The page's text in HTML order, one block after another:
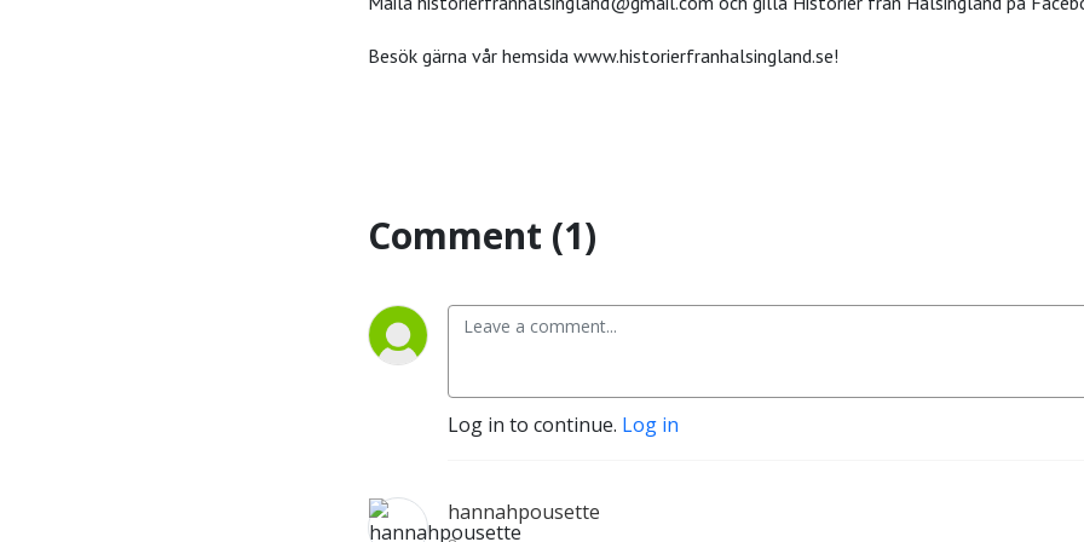
Besök gärna vår hemsida www.historierfranhalsingland.se!
Comment (1)
Log in to continue. Log in
hannahpousette